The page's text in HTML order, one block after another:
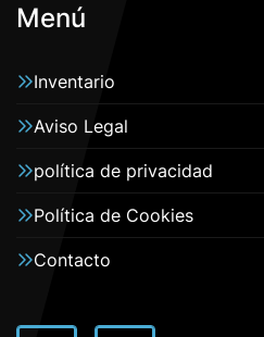
Menú
Inventario
Aviso Legal
política de privacidad
Política de Cookies
Contacto